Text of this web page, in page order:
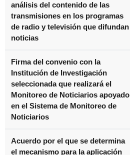
análisis del contenido de las
transmisiones en los programas
de radio y televisión que difundan
noticias
Firma del convenio con la
Institución de Investigación
seleccionada que realizará el
Monitoreo de Noticiarios apoyado
en el Sistema de Monitoreo de
Noticiarios
Acuerdo por el que se determina
el mecanismo para la aplicación